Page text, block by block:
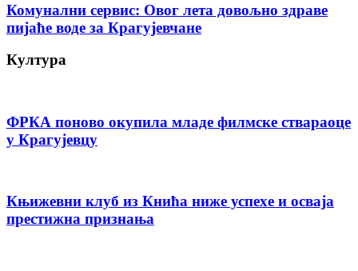
Комунални сервис: Овог лета довољно здраве
пијаће воде за Крагујевчане
Култура
ФРКА поново окупила младе филмске ствараоце
у Крагујевцу
Књижевни клуб из Кнића ниже успехе и осваја
престижна признања